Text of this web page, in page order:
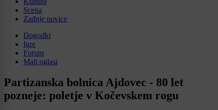
Scena
Zadnje novice
Dogodki
Igre
Forum
Mali oglasi
Partizanska bolnica Ajdovec - 80 let
pozneje: poletje v Kočevskem rogu